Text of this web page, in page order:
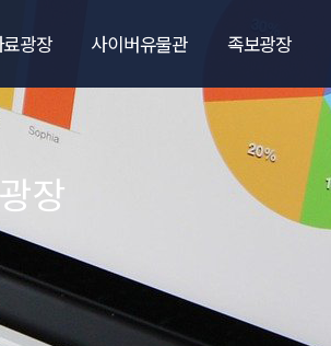
료광장
종보
문중이야기
사천목씨
목씨달력
사이버유물관 족보광장
장